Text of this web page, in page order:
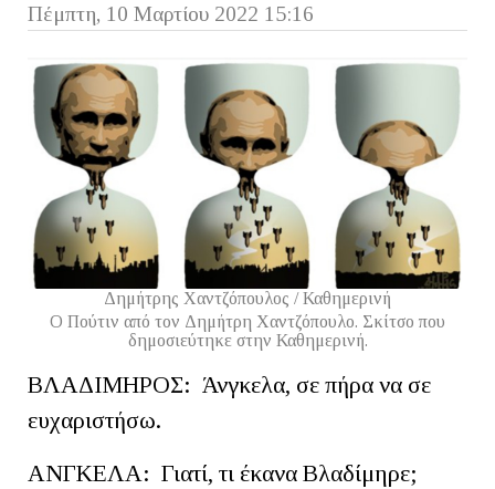
Πέμπτη, 10 Μαρτίου 2022 15:16
Δημήτρης Χαντζόπουλος / Καθημερινή
Ο Πούτιν από τον Δημήτρη Χαντζόπουλο. Σκίτσο που
δημοσιεύτηκε στην Καθημερινή.
ΒΛΑΔΙΜΗΡΟΣ: Άνγκελα, σε πήρα να σε
ευχαριστήσω.
ΑΝΓΚΕΛΑ: Γιατί, τι έκανα Βλαδίμηρε;